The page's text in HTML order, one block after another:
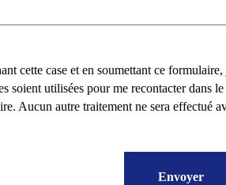
cette case et en soumettant ce
soient utilisées pour me recontacter dans
Aucun autre traitement ne sera effectué